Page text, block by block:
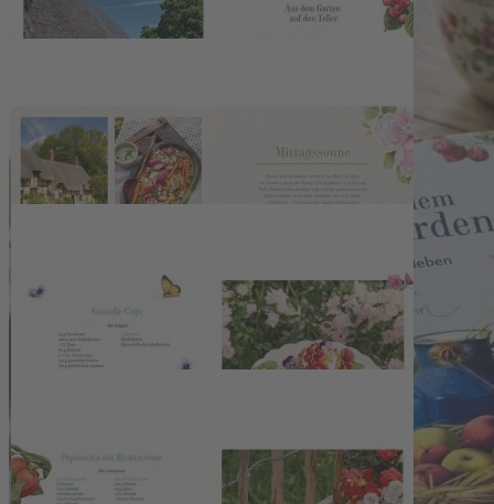
Begleitet werden die Rezepte von stimmungsvoller Gartenpoesie
und den charakteristischen Illustrationen von Marjolein Bastin, die
Anmutung, die sich im Bücherregal ebenso bewährt wie in der
Küche. Das Buch wird in Münster produziert und eignet sich durch
Gestaltung und Inhalt gleichermaßen als inspirierendes
Nachschlagewerk wie auch als besonderes Geschenk für Liebhaber
einer natürlichen, garteninspirierten Küche.
Maße: ca. 20 x 26,5 cm, Hardcover mit Hochprägung auf
Über 55 Rezepte mit Obst, Gemüse und Kräutern aus dem
Mit stimmungsvoller Gartenpoesie und Illustrationen von
Marjolein Bastin
Hochwertige Ausstattung, ideal auch als Geschenk
Produziert in Münster
Fotos: KI-generiert mithilfe von Nano Banana Pro, Prompt: DMM /